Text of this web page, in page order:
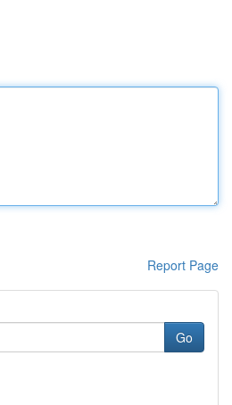
Report Page
Go